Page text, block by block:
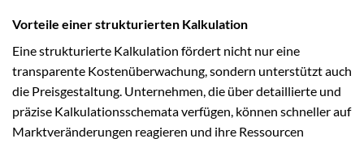
Vorteile einer strukturierten Kalkulation
Eine strukturierte Kalkulation fördert nicht nur eine
transparente Kostenüberwachung, sondern unterstützt auch
die Preisgestaltung. Unternehmen, die über detaillierte und
präzise Kalkulationsschemata verfügen, können schneller auf
Marktveränderungen reagieren und ihre Ressourcen